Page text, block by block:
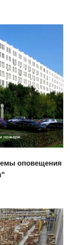
оповещения